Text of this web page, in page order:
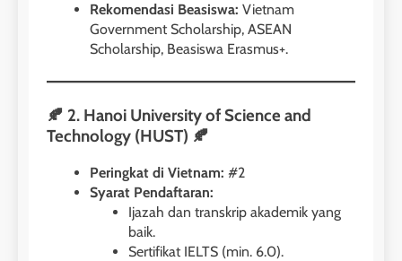
Rekomendasi Beasiswa: Vietnam
Government Scholarship, ASEAN
Scholarship, Beasiswa Erasmus+.
🍂 2. Hanoi University of Science and
Technology (HUST) 🍂
Peringkat di Vietnam: #2
Syarat Pendaftaran:
Ijazah dan transkrip akademik yang
baik.
Sertifikat IELTS (min. 6.0).